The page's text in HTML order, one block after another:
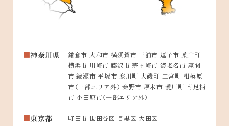
神奈川県
鎌倉市 大和市 横須賀市 三浦市 逗子市 葉山町
横浜市 川崎市 藤沢市 茅ヶ崎市 海老名市 座間
市 綾瀬市 平塚市 寒川町 大磯町 二宮町 相模原
市（一部エリア外） 秦野市 厚木市 愛川町 南足柄
市 小田原市（一部エリア外）
東京都 町田市 世田谷区 目黒区 大田区